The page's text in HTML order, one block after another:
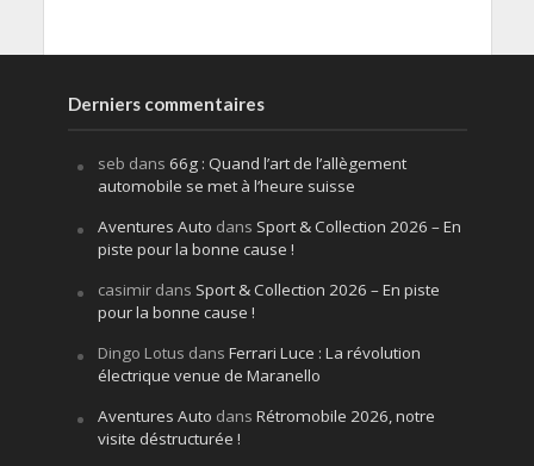
Derniers commentaires
seb dans 66g : Quand l’art de l’allègement
automobile se met à l’heure suisse
Aventures Auto dans Sport & Collection 2026 – En
piste pour la bonne cause !
casimirdans Sport & Collection 2026 – En piste
pour la bonne cause !
Dingo Lotus dans Ferrari Luce : La révolution
électrique venue de Maranello
Aventures Auto dans Rétromobile 2026, notre
visite déstructurée !